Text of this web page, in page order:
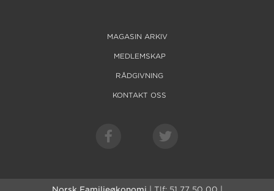
MAGASIN ARKIV
MEDLEMSKAP
RÅDGIVNING
KONTAKT OSS